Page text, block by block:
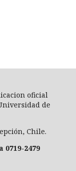
oficial
de
Chile.
0719-2479